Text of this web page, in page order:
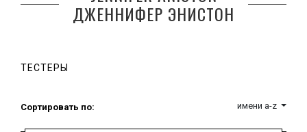
ДЖЕННИФЕР ЭНИСТОН
ТЕСТЕРЫ
Сортировать по: имени a-z